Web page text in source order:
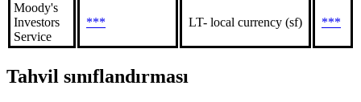
Moody's
Investors
Service
*** LT- local currency (sf) ***
Tahvil sınıflandırması